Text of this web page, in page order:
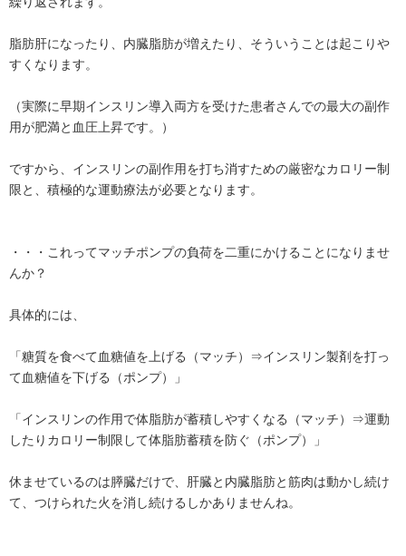
脂肪肝になったり、内臓脂肪が増えたり、そういうことは起こりや
すくなります。
（実際に早期インスリン導入両方を受けた患者さんでの最大の副作
用が肥満と血圧上昇です。）
ですから、インスリンの副作用を打ち消すための厳密なカロリー制
限と、積極的な運動療法が必要となります。
・・・これってマッチポンプの負荷を二重にかけることになりませ
んか？
具体的には、
「糖質を食べて血糖値を上げる（マッチ）⇒インスリン製剤を打っ
て血糖値を下げる（ポンプ）」
「インスリンの作用で体脂肪が蓄積しやすくなる（マッチ）⇒運動
したりカロリー制限して体脂肪蓄積を防ぐ（ポンプ）」
休ませているのは膵臓だけで、肝臓と内臓脂肪と筋肉は動かし続け
て、つけられた火を消し続けるしかありませんね。